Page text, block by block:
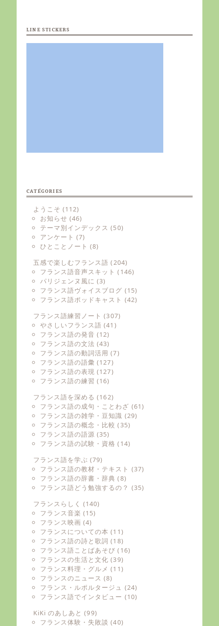
LINE STICKERS
CATÉGORIES
ようこそ (112)
お知らせ (46)
テーマ別インデックス (50)
アンケート (7)
ひとことノート (8)
五感で楽しむフランス語 (204)
フランス語音声スキット (146)
パリジェンヌ風に (3)
フランス語ヴォイスブログ (15)
フランス語ポッドキャスト (42)
フランス語練習ノート (307)
やさしいフランス語 (41)
フランス語の発音 (12)
フランス語の文法 (43)
フランス語の動詞活用 (7)
フランス語の語彙 (127)
フランス語の表現 (127)
フランス語の練習 (16)
フランス語を深める (162)
フランス語の成句・ことわざ (61)
フランス語の雑学・豆知識 (29)
フランス語の概念・比較 (35)
フランス語の語源 (35)
フランス語の試験・資格 (14)
フランス語を学ぶ (79)
フランス語の教材・テキスト (37)
フランス語の辞書・辞典 (8)
フランス語どう勉強するの？ (35)
フランスらしく (140)
フランス音楽 (15)
フランス映画 (4)
フランスについての本 (11)
フランス語の詩と歌詞 (18)
フランス語ことばあそび (16)
フランスの生活と文化 (39)
フランス料理・グルメ (11)
フランスのニュース (8)
フランス・ルポルタージュ (24)
フランス語でインタビュー (10)
KiKi のあしあと (99)
フランス体験・失敗談 (40)